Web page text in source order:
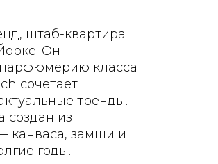
штаб-квартира
Он
парфюмерию класса
сочетает
тренды.
создан из
канваса, замши и
годы.